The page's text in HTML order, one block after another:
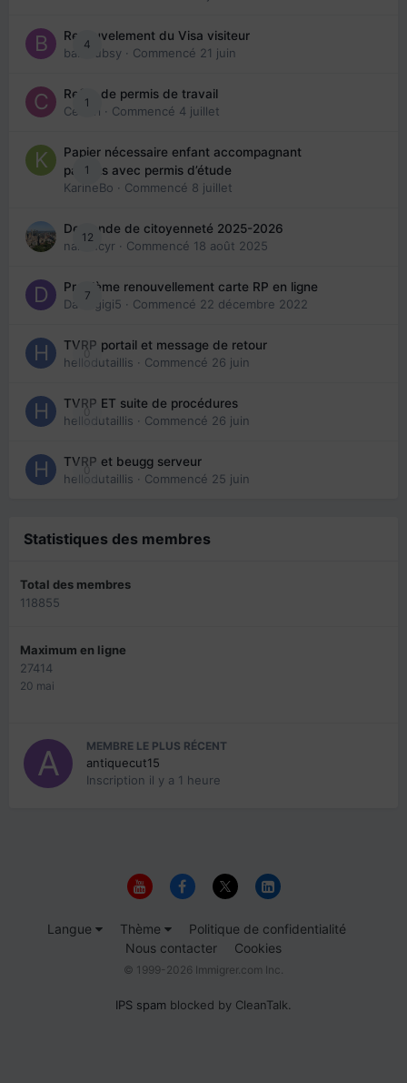
4
Renouvelement du Visa visiteur
babibubsy · Commencé 21 juin
1
Refus de permis de travail
Cedbri · Commencé 4 juillet
1
Papier nécessaire enfant accompagnant
parents avec permis d’étude
KarineBo · Commencé 8 juillet
12
Demande de citoyenneté 2025-2026
nanancyr · Commencé 18 août 2025
7
Problème renouvellement carte RP en ligne
Davidgigi5 · Commencé 22 décembre 2022
0
TVRP portail et message de retour
hellodutaillis · Commencé 26 juin
0
TVRP ET suite de procédures
hellodutaillis · Commencé 26 juin
0
TVRP et beugg serveur
hellodutaillis · Commencé 25 juin
Statistiques des membres
Total des membres
118855
Maximum en ligne
27414
20 mai
MEMBRE LE PLUS RÉCENT
antiquecut15
Inscription il y a 1 heure
Langue Thème
Politique de confidentialité
Nous contacter
Cookies
© 1999-2026 Immigrer.com Inc.
IPS spam blocked by CleanTalk.